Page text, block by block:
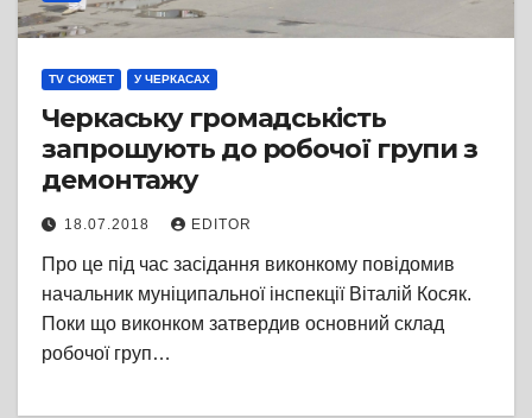
TV СЮЖЕТ У ЧЕРКАСАХ
Черкаську громадськість
запрошують до робочої групи з
демонтажу
18.07.2018 EDITOR
Про це під час засідання виконкому повідомив
начальник муніципальної інспекції Віталій Косяк.
Поки що виконком затвердив основний склад
робочої груп…